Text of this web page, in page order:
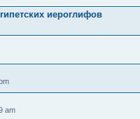
иероглифов
am